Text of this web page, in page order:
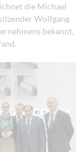
die Michael
Wolfgang
bekannt,